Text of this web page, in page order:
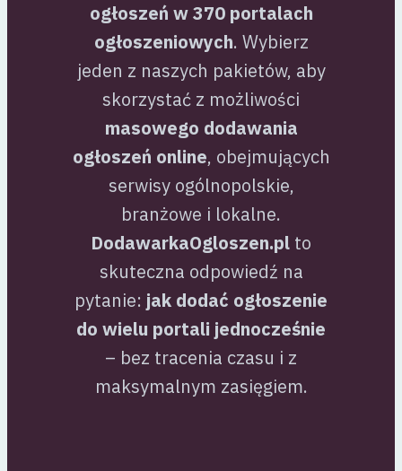
ogłoszeń w 370 portalach
ogłoszeniowych. Wybierz
jeden z naszych pakietów, aby
skorzystać z możliwości
masowego dodawania
ogłoszeń online, obejmujących
serwisy ogólnopolskie,
branżowe i lokalne.
DodawarkaOgloszen.pl to
skuteczna odpowiedź na
pytanie: jak dodać ogłoszenie
do wielu portali jednocześnie
– bez tracenia czasu i z
maksymalnym zasięgiem.